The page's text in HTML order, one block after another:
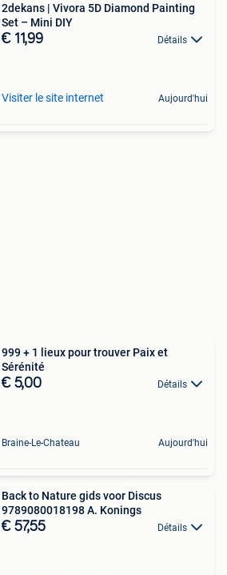
2dekans | Vivora 5D Diamond Painting
Set – Mini DIY
€ 11,99 Détails
Visiter le site internet Aujourd'hui
999 + 1 lieux pour trouver Paix et
Sérénité
€ 5,00 Détails
Braine-Le-Chateau Aujourd'hui
Back to Nature gids voor Discus
9789080018198 A. Konings
€ 57,55 Détails